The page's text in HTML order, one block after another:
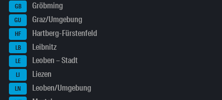
GB Gröbming
GU Graz/Umgebung
HF Hartberg-Fürstenfeld
LB Leibnitz
LE Leoben – Stadt
LI Liezen
LN Leoben/Umgebung